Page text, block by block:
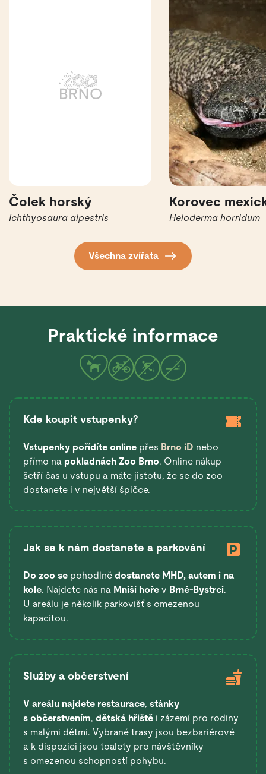
Čolek horský
Ichthyosaura alpestris
Korovec
Heloderma horridum
Všechna zvířata
Praktické informace
Kde koupit vstupenky?
Vstupenky pořídíte online přes Brno iD nebo
přímo na pokladnách Zoo Brno. Online nákup
šetří čas u vstupu a máte jistotu, že se do zoo
dostanete i v největší špičce.
Jak se k nám dostanete a parkování
Do zoo se pohodlně dostanete MHD, autem i na
kole. Najdete nás na Mniší hoře v Brně-Bystrci.
U areálu je několik parkovišť s omezenou
kapacitou.
Služby a občerstvení
V areálu najdete restaurace, stánky
s občerstvením, dětská hřiště i zázemí pro rodiny
s malými dětmi. Vybrané trasy jsou bezbariérové
a k dispozici jsou toalety pro návštěvníky
s omezenou schopností pohybu.